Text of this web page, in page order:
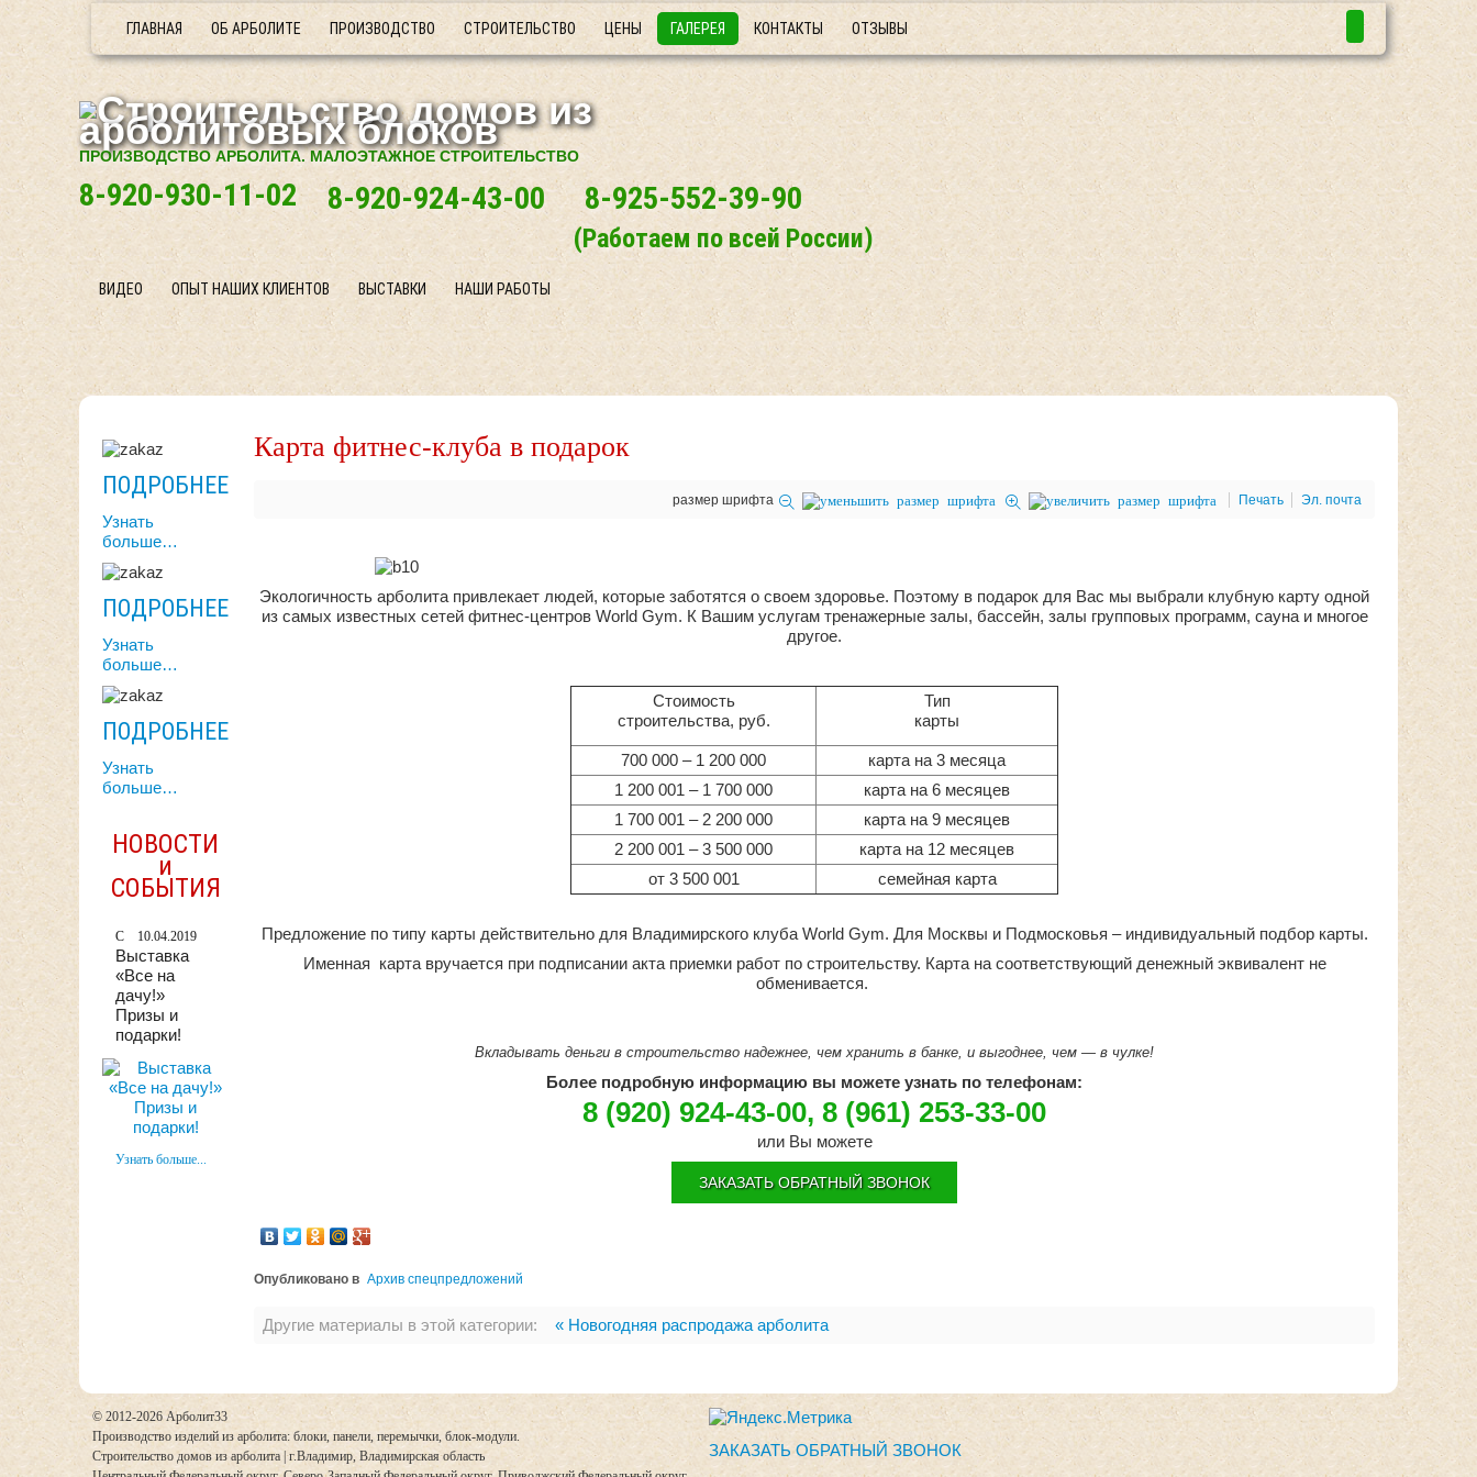
ГЛАВНАЯ ОБ АРБОЛИТЕ ПРОИЗВОДСТВО СТРОИТЕЛЬСТВО ЦЕНЫ ГАЛЕРЕЯ КОНТАКТЫ ОТЗЫВЫ
ПРОИЗВОДСТВО АРБОЛИТА. МАЛОЭТАЖНОЕ СТРОИТЕЛЬСТВО
8-920-930-11-02 8-920-924-43-00 8-925-552-39-90
(Работаем по всей России)
ВИДЕО ОПЫТ НАШИХ КЛИЕНТОВ ВЫСТАВКИ НАШИ РАБОТЫ
ПОДРОБНЕЕ
Узнать
больше…
ПОДРОБНЕЕ
Узнать
больше…
ПОДРОБНЕЕ
Узнать
больше…
НОВОСТИ
и
СОБЫТИЯ
10.04.2019
Выставка
«Все на
дачу!»
Призы и
подарки!
Узнать больше...
Карта фитнес-клуба в подарок
размер шрифта Печать Эл. почта
Экологичность арболита привлекает людей, которые заботятся о своем здоровье. Поэтому в подарок для Вас мы выбрали клубную карту одной
из самых известных сетей фитнес-центров World Gym. К Вашим услугам тренажерные залы, бассейн, залы групповых программ, сауна и многое
другое.
Стоимость
строительства, руб.
Тип
карты
700 000 – 1 200 000
карта на 3 месяца
1 200 001 – 1 700 000
карта на 6 месяцев
1 700 001 – 2 200 000
карта на 9 месяцев
2 200 001 – 3 500 000
карта на 12 месяцев
от 3 500 001
семейная карта
Предложение по типу карты действительно для Владимирского клуба World Gym. Для Москвы и Подмосковья – индивидуальный подбор карты.
Именная карта вручается при подписании акта приемки работ по строительству. Карта на соответствующий денежный эквивалент не
обменивается.
Вкладывать деньги в строительство надежнее, чем хранить в банке, и выгоднее, чем — в чулке!
Более подробную информацию вы можете узнать по телефонам:
8 (920) 924-43-00, 8 (961) 253-33-00
или Вы можете
ЗАКАЗАТЬ ОБРАТНЫЙ ЗВОНОК
Опубликовано в Архив спецпредложений
Другие материалы в этой категории: « Новогодняя распродажа арболита
© 2012-2026 Арболит33
Производство изделий из арболита: блоки, панели, перемычки, блок-модули.
Строительство домов из арболита | г.Владимир, Владимирская область
ЗАКАЗАТЬ ОБРАТНЫЙ ЗВОНОК